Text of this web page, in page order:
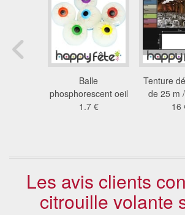
Balle
phosphorescent oeil
1.7 €
Tenture
de 25 m
16
Les avis clients
citrouille volante